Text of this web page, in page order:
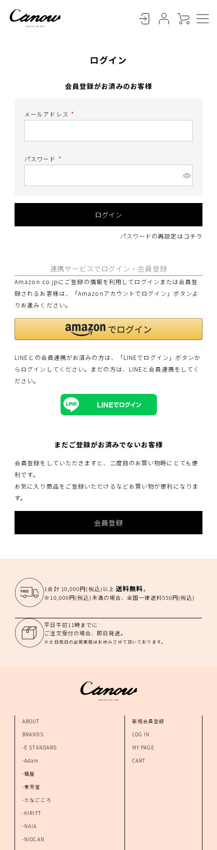
ログイン
会員登録がお済みのお客様
メールアドレス
(
パスワード
(
)
ログイン
パスワードの再設定はコチラ
連携サービスでログイン・会員登録
Amazon.co.jpにご登録の情報を利用してログインまたは会員登
録されるお客様は、「Amazonアカウントでログイン」ボタンよ
りお進みください。
LINEとの会員連携がお済みの方は、「LINEでログイン」ボタンか
らログインしてください。まだの方は、 LINEと会員連携をしてく
ださい。
まだご登録がお済みでないお客様
会員登録をしていただきますと、二度目のお買い物時にとても便
利です。
お気に入り商品をご登録いただけるなどお買い物が便利になりま
す。
会員登録
1会計 10,000円(税込)以上送料無料。
※10,000円(税込)未満の場合、全国一律送料550円(税込)
平日午前11時までに
ご注文受付の場合、即日発送。
※土日祝日の出荷業務はお休みさせて頂いております。
ABOUT
BRANDS
-E STANDARD
-Adam
-錆屋
-孝芳堂
-たなごころ
-KIRIFT
-NAIA
-NIOCAN
新規会員登録
LOG IN
MY PAGE
CART